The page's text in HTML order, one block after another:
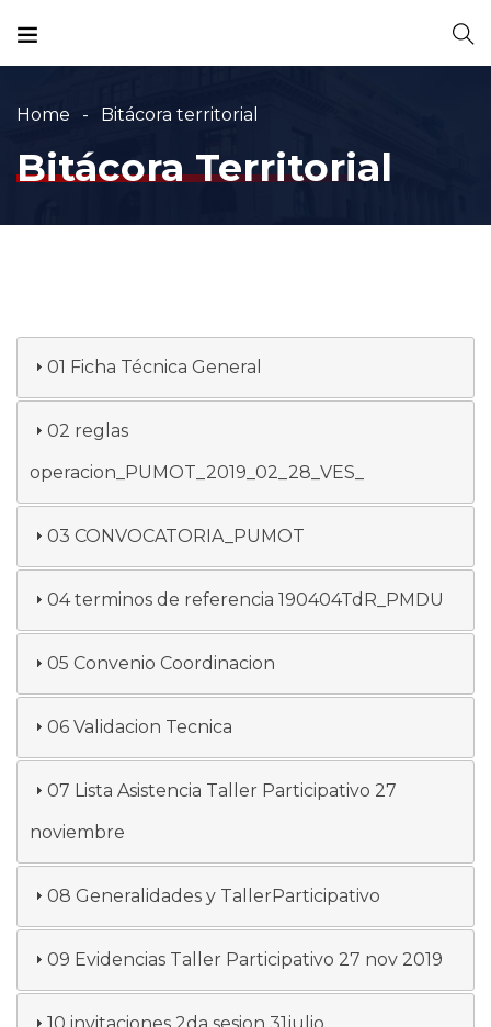
Home Bitácora territorial
Bitácora Territorial
01 Ficha Técnica General
02 reglas
operacion_PUMOT_2019_02_28_VES_
03 CONVOCATORIA_PUMOT
04 terminos de referencia 190404TdR_PMDU
05 Convenio Coordinacion
06 Validacion Tecnica
07 Lista Asistencia Taller Participativo 27
noviembre
08 Generalidades y TallerParticipativo
09 Evidencias Taller Participativo 27 nov 2019